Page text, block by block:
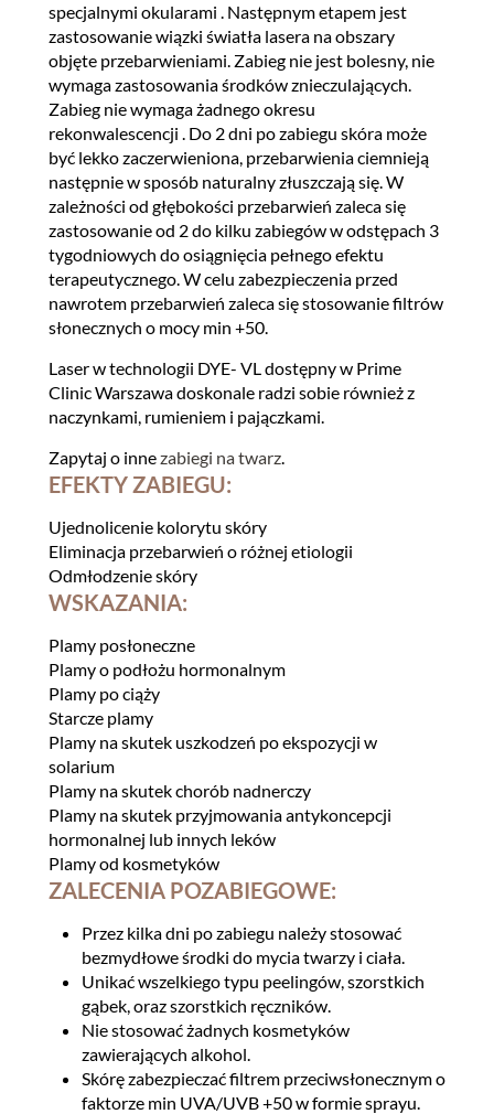
specjalnymi okularami . Następnym etapem jest
zastosowanie wiązki światła lasera na obszary
objęte przebarwieniami. Zabieg nie jest bolesny, nie
wymaga zastosowania środków znieczulających.
Zabieg nie wymaga żadnego okresu
rekonwalescencji . Do 2 dni po zabiegu skóra może
być lekko zaczerwieniona, przebarwienia ciemnieją
następnie w sposób naturalny złuszczają się. W
zależności od głębokości przebarwień zaleca się
zastosowanie od 2 do kilku zabiegów w odstępach 3
tygodniowych do osiągnięcia pełnego efektu
terapeutycznego. W celu zabezpieczenia przed
nawrotem przebarwień zaleca się stosowanie filtrów
słonecznych o mocy min +50.
Laser w technologii DYE- VL dostępny w Prime
Clinic Warszawa doskonale radzi sobie również z
naczynkami, rumieniem i pajączkami.
Zapytaj o innezabiegi na twarz.
EFEKTY ZABIEGU:
Ujednolicenie kolorytu skóry
Eliminacja przebarwień o różnej etiologii
Odmłodzenie skóry
WSKAZANIA:
Plamy posłoneczne
Plamy o podłożu hormonalnym
Plamy po ciąży
Starcze plamy
Plamy na skutek uszkodzeń po ekspozycji w
solarium
Plamy na skutek chorób nadnerczy
Plamy na skutek przyjmowania antykoncepcji
hormonalnej lub innych leków
Plamy od kosmetyków
ZALECENIA POZABIEGOWE:
Przez kilka dni po zabiegu należy stosować
bezmydłowe środki do mycia twarzy i ciała.
Unikać wszelkiego typu peelingów, szorstkich
gąbek, oraz szorstkich ręczników.
Nie stosować żadnych kosmetyków
zawierających alkohol.
Skórę zabezpieczać filtrem przeciwsłonecznym o
faktorze min UVA/UVB +50 w formie sprayu.